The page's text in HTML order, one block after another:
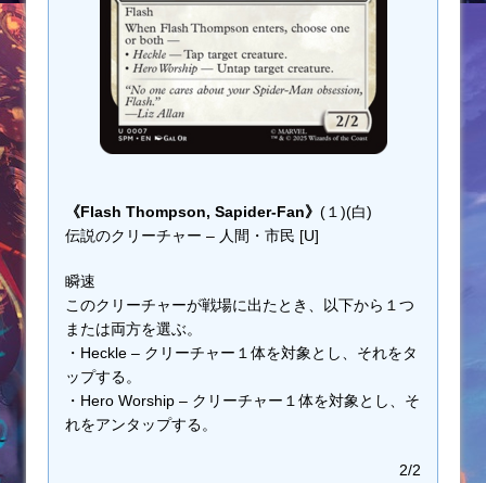
《Flash Thompson, Sapider-Fan》 (１)(白)
伝説のクリーチャー – 人間・市民 [U]
瞬速
このクリーチャーが戦場に出たとき、以下から１つ
または両方を選ぶ。
・Heckle – クリーチャー１体を対象とし、それをタ
ップする。
・Hero Worship – クリーチャー１体を対象とし、そ
れをアンタップする。
2/2